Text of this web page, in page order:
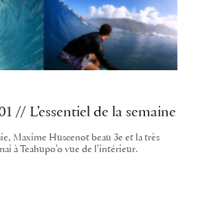
// L’essentiel de la semaine
Maxime Huscenot beau 3e et la très
à Teahupo'o vue de l'intérieur.